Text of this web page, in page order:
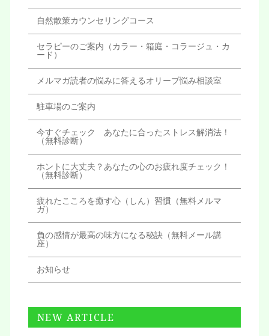
自然散策カウンセリングコース
セラピーのご案内（カラー・箱庭・コラージュ・カ
ード）
メルマガ読者の悩みに答えるオリーブ悩み相談室
駐車場のご案内
今すぐチェック あなたに合ったストレス解消法！
（無料診断）
ホントに大丈夫？あなたの心のお疲れ度チェック！
（無料診断）
疲れたこころを癒す心（しん）習慣（無料メルマ
ガ）
負の感情が最高の味方になる秘訣（無料メール講
座）
お知らせ
NEW ARTICLE